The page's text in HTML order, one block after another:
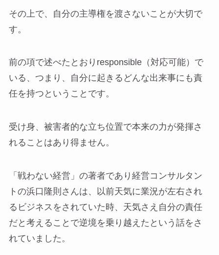
その上で、自分の主導権を渡さないことが大切で
す。
前の項で述べたとおりresponsible（対応可能）で
いる、つまり、自分に起きるどんな出来事にも責
任を持つということです。
受け身、被害者的な立ち位置で本来の力が発揮さ
れることはあり得ません。
「戦わない経営」の著者であり経営コンサルタン
トの浜口隆則さんは、以前天気に業況が左右され
るビジネスをされていた時、天気さえ自分の責任
だと考えることで逆境を乗り越えたという話をさ
れていました。